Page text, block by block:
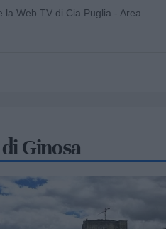
Web TV di Cia Puglia - Area
Ginosa